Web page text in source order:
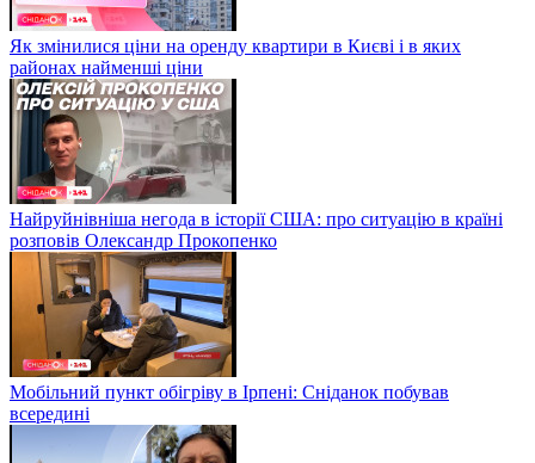
Як змінилися ціни на оренду квартири в Києві і в яких
районах найменші ціни
Найруйнівніша негода в історії США: про ситуацію в країні
розповів Олександр Прокопенко
Мобільний пункт обігріву в Ірпені: Сніданок побував
всередині